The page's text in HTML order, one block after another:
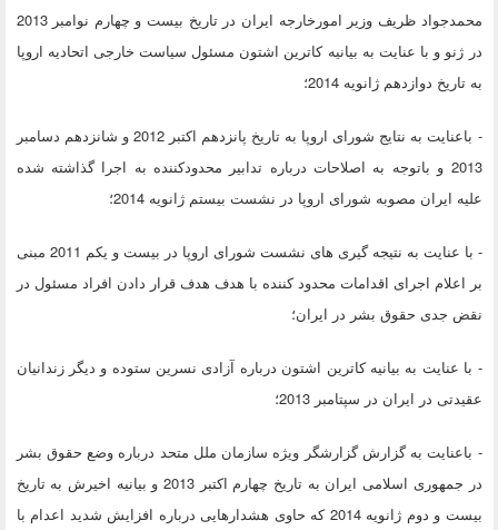
محمدجواد ظریف وزیر امورخارجه ایران در تاریخ بیست و چهارم نوامبر 2013
در ژنو و با عنایت به بیانیه کاترین اشتون مسئول سیاست خارجی اتحادیه اروپا
به تاریخ دوازدهم ژانویه 2014؛
- باعنایت به نتایج شورای اروپا به تاریخ پانزدهم اکتبر 2012 و شانزدهم دسامبر
2013 و باتوجه به اصلاحات درباره تدابیر محدودکننده به اجرا گذاشته شده
علیه ایران مصوبه شورای اروپا در نشست بیستم ژانویه 2014؛
- با عنایت به نتیجه گیری های نشست شورای اروپا در بیست و یکم 2011 مبنی
بر اعلام اجرای اقدامات محدود کننده با هدف هدف قرار دادن افراد مسئول در
نقض جدی حقوق بشر در ایران؛
- با عنایت به بیانیه کاترین اشتون درباره آزادی نسرین ستوده و دیگر زندانیان
عقیدتی در ایران در سپتامبر 2013؛
- باعنایت به گزارش گزارشگر ویژه سازمان ملل متحد درباره وضع حقوق بشر
در جمهوری اسلامی ایران به تاریخ چهارم اکتبر 2013 و بیانیه اخیرش به تاریخ
بیست و دوم ژانویه 2014 که حاوی هشدارهایی درباره افزایش شدید اعدام با